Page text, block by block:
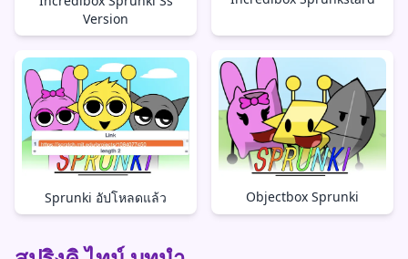
Version
Sprunki อัปโหลดแล้ว Objectbox Sprunki